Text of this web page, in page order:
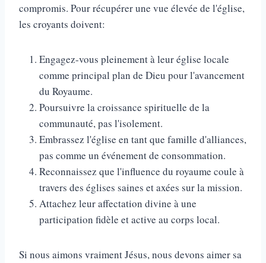
compromis. Pour récupérer une vue élevée de l'église,
les croyants doivent:
Engagez-vous pleinement à leur église locale
comme principal plan de Dieu pour l'avancement
du Royaume.
Poursuivre la croissance spirituelle de la
communauté, pas l'isolement.
Embrassez l'église en tant que famille d'alliances,
pas comme un événement de consommation.
Reconnaissez que l'influence du royaume coule à
travers des églises saines et axées sur la mission.
Attachez leur affectation divine à une
participation fidèle et active au corps local.
Si nous aimons vraiment Jésus, nous devons aimer sa